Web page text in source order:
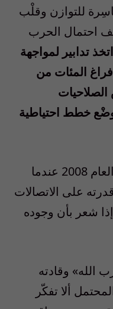
للتوازن وقلْب
احتمال الحرب
تدابير لمواجهة
المئات من
الصلاحيات
خطط احتياطية
لقد احتلّ «حزب الله» بيروت العام 2008 عندما
على الاتصالات
شعر بأن وجوده
الله» وقادته
ألا تفكّر